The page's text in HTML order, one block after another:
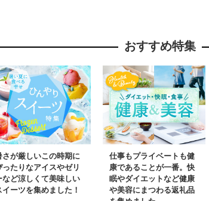
おすすめ特集
さが厳しいこの時期に
ったりなアイスやゼリ
など涼しくて美味しい
イーツを集めました！
仕事もプライベートも健
康であることが一番。快
眠やダイエットなど健康
や美容にまつわる返礼品